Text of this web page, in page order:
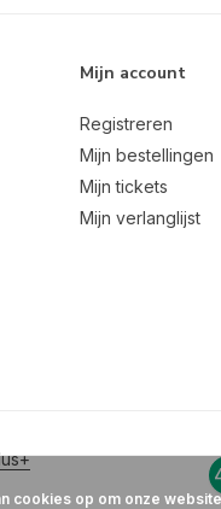
Mijn account
Registreren
Mijn bestellingen
Mijn tickets
Mijn verlanglijst
cookies op om onze